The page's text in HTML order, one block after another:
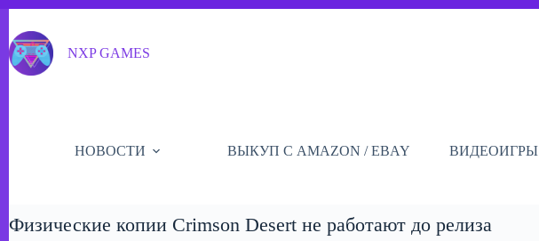
сути
NXP GAMES
НОВОСТИ ВЫКУП С AMAZON / EBAY ВИДЕОИГРЫ
Физические копии Crimson Desert не работают до релиза